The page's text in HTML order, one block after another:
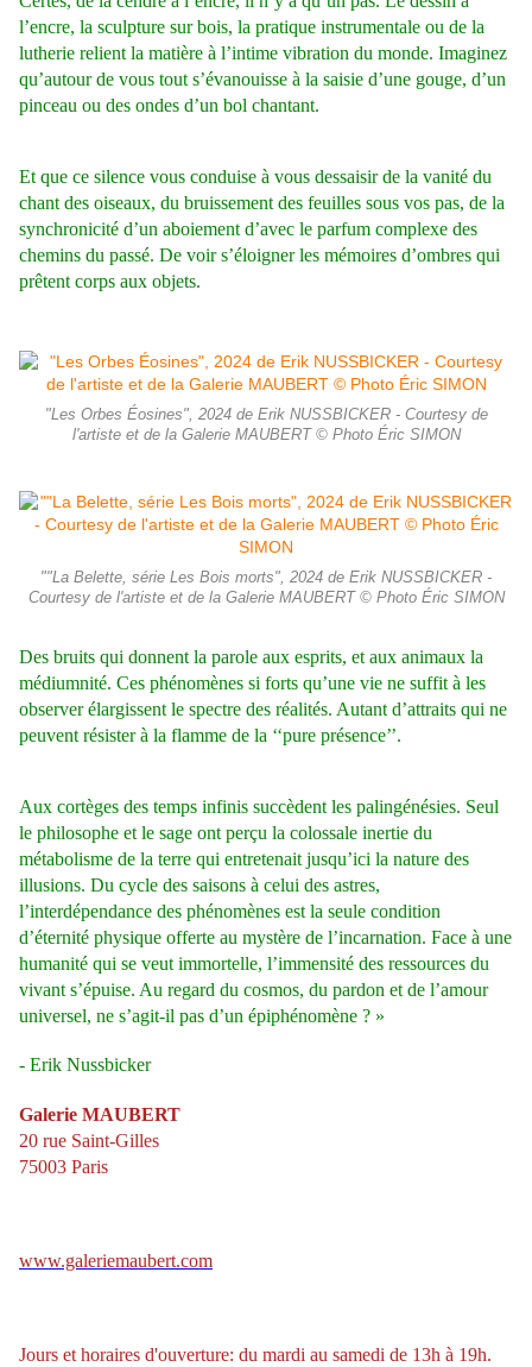
l’encre, la sculpture sur bois, la pratique instrumentale ou de la
lutherie relient la matière à l’intime vibration du monde. Imaginez
qu’autour de vous tout s’évanouisse à la saisie d’une gouge, d’un
pinceau ou des ondes d’un bol chantant.
Et que ce silence vous conduise à vous dessaisir de la vanité du
chant des oiseaux, du bruissement des feuilles sous vos pas, de la
synchronicité d’un aboiement d’avec le parfum complexe des
chemins du passé. De voir s’éloigner les mémoires d’ombres qui
prêtent corps aux objets.
"Les Orbes Éosines", 2024 de Erik NUSSBICKER - Courtesy de
l'artiste et de la Galerie MAUBERT © Photo Éric SIMON
""La Belette, série Les Bois morts", 2024 de Erik NUSSBICKER -
Courtesy de l'artiste et de la Galerie MAUBERT © Photo Éric SIMON
Des bruits qui donnent la parole aux esprits, et aux animaux la
médiumnité. Ces phénomènes si forts qu’une vie ne suffit à les
observer élargissent le spectre des réalités. Autant d’attraits qui ne
peuvent résister à la flamme de la ‘‘pure présence’’.
Aux cortèges des temps infinis succèdent les palingénésies. Seul
le philosophe et le sage ont perçu la colossale inertie du
métabolisme de la terre qui entretenait jusqu’ici la nature des
illusions. Du cycle des saisons à celui des astres,
l’interdépendance des phénomènes est la seule condition
d’éternité physique offerte au mystère de l’incarnation. Face à une
humanité qui se veut immortelle, l’immensité des ressources du
vivant s’épuise. Au regard du cosmos, du pardon et de l’amour
universel, ne s’agit-il pas d’un épiphénomène ? »
- Erik Nussbicker
Galerie MAUBERT
20 rue Saint-Gilles
75003 Paris
www.galeriemaubert.com
Jours et horaires d'ouverture: du mardi au samedi de 13h à 19h.